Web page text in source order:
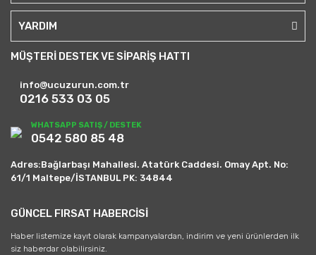
YARDIM
MÜŞTERİ DESTEK VE SİPARİŞ HATTI
info@ucuzurun.com.tr
0216 533 03 05
WHATSAPP SATIŞ / DESTEK
0542 580 85 48
Adres:Bağlarbaşı Mahallesi. Atatürk Caddesi. Omay Apt. No:
61/1 Maltepe/İSTANBUL PK: 34844
GÜNCEL FIRSAT HABERCİSİ
Haber listemize kayıt olarak kampanyalardan, indirim ve yeni ürünlerden ilk
siz haberdar olabilirsiniz.